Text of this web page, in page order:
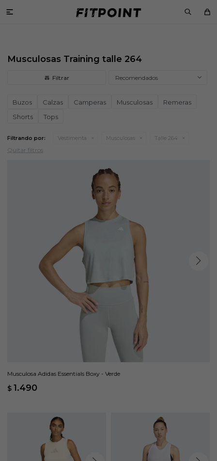

Musculosas Training talle 264
Recomendados
Buzos Calzas Camperas Musculosas
Remeras
Shorts
Tops
Filtrando por: Vestimenta Musculosas Talle 264
Quitar filtros
Musculosa Adidas Essentials Boxy - Verde
$ 1.490